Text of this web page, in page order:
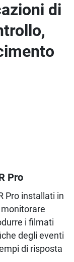
di
Pro
Pro installati in
i filmati
degli eventi
di risposta